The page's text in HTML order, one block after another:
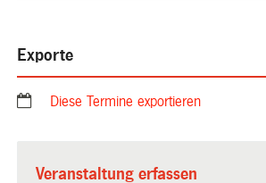
Exporte
Diese Termine exportieren
Veranstaltung erfassen